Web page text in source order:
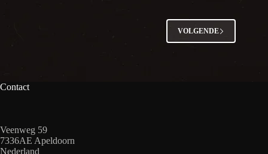
VOLGENDE
Contact
Veenweg 59
7336AE Apeldoorn
Nederland